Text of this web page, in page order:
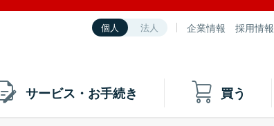
個人 法人 企業情報 採用情報
サービス・お手続き 買う